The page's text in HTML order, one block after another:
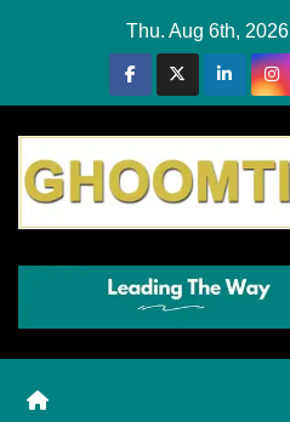
Thu. Aug 6th, 2026